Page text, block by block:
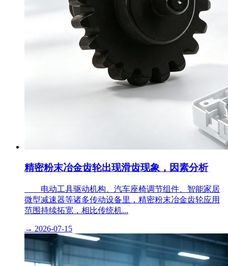
精密粉末冶金齿轮出现滑齿现象，因素分析
电动工具驱动机构、汽车座椅调节组件、智能家居
微型减速器等诸多传动设备里，精密粉末冶金齿轮应用
范围持续拓宽，相比传统机...
→ 2026-07-15